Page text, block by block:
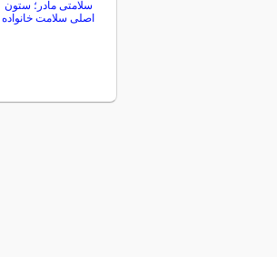
سلامتی مادر؛ ستون
اصلی سلامت خانواده